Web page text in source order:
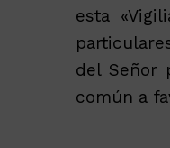
esta
del Señor
común a